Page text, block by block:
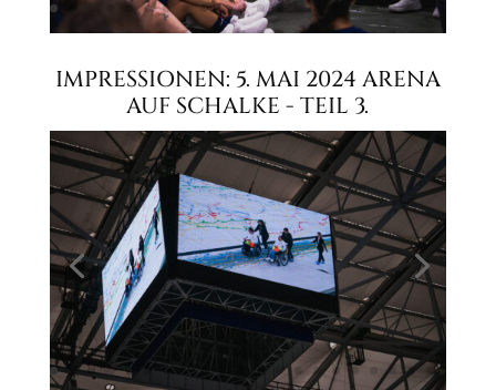
IMPRESSIONEN: 5. MAI 2024 ARENA
AUF SCHALKE - TEIL 3.